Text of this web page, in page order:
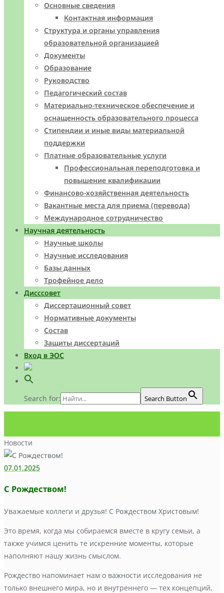
Основные сведения
Контактная информация
Структура и органы управления
образовательной организацией
Документы
Образование
Руководство
Педагогический состав
Материально-техническое обеспечение и
оснащенность образовательного процесса
Стипендии и иные виды материальной
поддержки
Платные образовательные услуги
Профессиональная переподготовка и
повышение квалификации
Финансово-хозяйственная деятельность
Вакантные места для приема (перевода)
Международное сотрудничество
Научная деятельность
Научные школы
Научные исследования
Базы данных
Трофейное дело
Дисссовет
Диссертационный совет
Нормативные документы
Состав
Защиты диссертаций
Вход в ЭОС
Search for: Search Button
Новости
07.01.2025
С Рождеством!
Уважаемые коллеги и друзья! С Рождеством Христовым!
Это время, когда мы собираемся вместе в кругу семьи, а
также учимся ценить те искренние моменты, которые
наполняют нашу жизнь смыслом.
Рождество напоминает нам о важности исследования не
только внешнего мира, но и внутреннего — тех концепций,